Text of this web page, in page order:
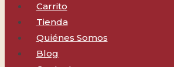
Carrito
Tienda
Quiénes Somos
Blog